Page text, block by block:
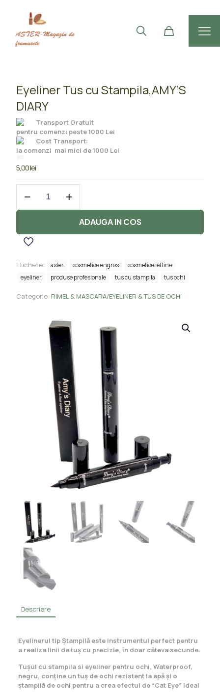
Descriere
Eyelinerul tip Ștampilă este instrumentul perfect pentru
a realiza linii de tuș cu precizie, în doar câteva secunde.
Tușul cu stampila si eyeliner pentru ochi, Waterproof,
negru, conține un tuș de ochi rezistent la apă și o
ștampilă de ochi pentru a crea efectul de “Cat Eye” ideal
Eyeliner Tus cu Stampila,AMY’S
DIARY
Transport Gratuit
pentru comenzi peste 1000 Lei
Cost Transport:
la comenzi mai mici de 1000 Lei
5,00lei
Eyeliner
DIARY
ADAUGA IN COS
Etichete: aster cosmetice engros
cosmetice ieftine
eyeliner
produse profesionale tus cu stampila tus ochi
Categorie: RIMEL & MASCARA/EYELINER & TUS DE OCHI